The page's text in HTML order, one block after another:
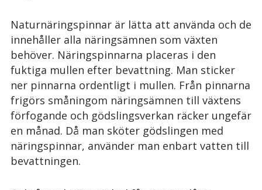
Naturnäringspinnar är lätta att använda och de
innehåller alla näringsämnen som växten
behöver. Näringspinnarna placeras i den
fuktiga mullen efter bevattning. Man sticker
ner pinnarna ordentligt i mullen. Från pinnarna
frigörs småningom näringsämnen till växtens
förfogande och gödslingsverkan räcker ungefär
en månad. Då man sköter gödslingen med
näringspinnar, använder man enbart vatten till
bevattningen.